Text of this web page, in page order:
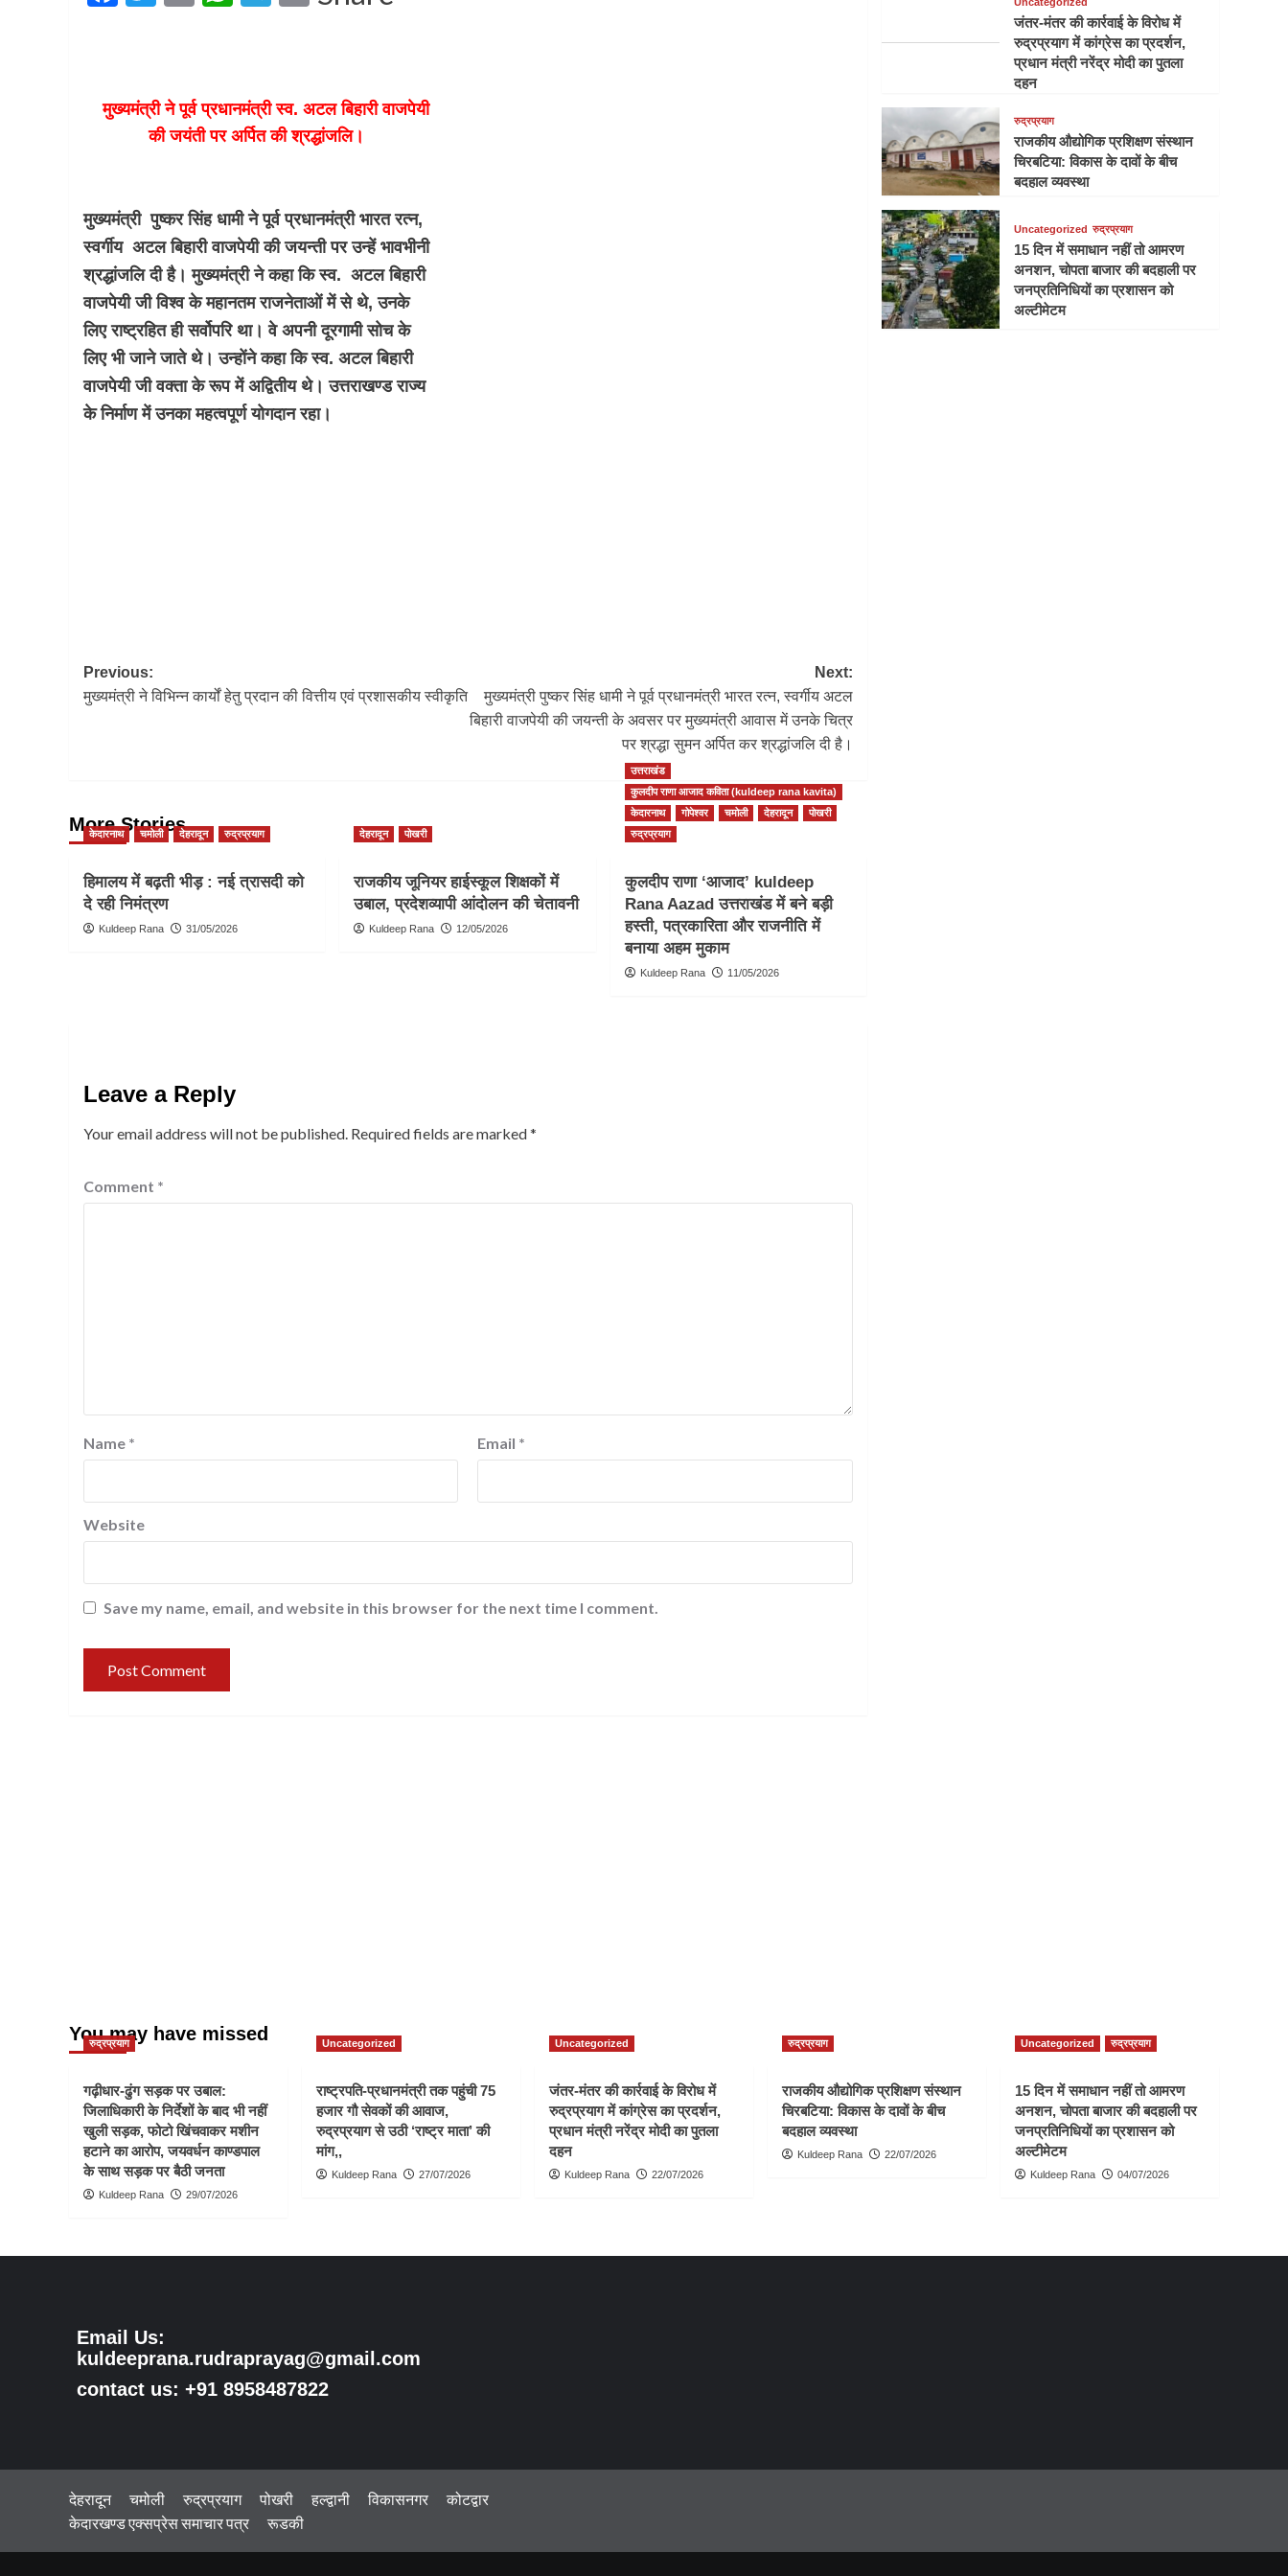
मुख्यमंत्री ने पूर्व प्रधानमंत्री स्व. अटल बिहारी वाजपेयी
की जयंती पर अर्पित की श्रद्धांजलि।
मुख्यमंत्री पुष्कर सिंह धामी ने पूर्व प्रधानमंत्री भारत रत्न,
स्वर्गीय अटल बिहारी वाजपेयी की जयन्ती पर उन्हें भावभीनी
श्रद्धांजलि दी है। मुख्यमंत्री ने कहा कि स्व. अटल बिहारी
वाजपेयी जी विश्व के महानतम राजनेताओं में से थे, उनके
लिए राष्ट्रहित ही सर्वोपरि था। वे अपनी दूरगामी सोच के
लिए भी जाने जाते थे। उन्होंने कहा कि स्व. अटल बिहारी
वाजपेयी जी वक्ता के रूप में अद्वितीय थे। उत्तराखण्ड राज्य
के निर्माण में उनका महत्वपूर्ण योगदान रहा।
Post
navigation
Previous:
मुख्यमंत्री ने विभिन्न कार्यों हेतु प्रदान की वित्तीय एवं प्रशासकीय स्वीकृति
Next:
मुख्यमंत्री पुष्कर सिंह धामी ने पूर्व प्रधानमंत्री भारत रत्न, स्वर्गीय अटल
बिहारी वाजपेयी की जयन्ती के अवसर पर मुख्यमंत्री आवास में उनके चित्र
पर श्रद्धा सुमन अर्पित कर श्रद्धांजलि दी है।
More Stories
केदारनाथ चमोली देहरादून रुद्रप्रयाग
हिमालय में बढ़ती भीड़ : नई त्रासदी को
दे रही निमंत्रण
Kuldeep Rana 31/05/2026
देहरादून पोखरी
राजकीय जूनियर हाईस्कूल शिक्षकों में
उबाल, प्रदेशव्यापी आंदोलन की चेतावनी
Kuldeep Rana 12/05/2026
उत्तराखंड
कुलदीप राणा आजाद कविता (kuldeep rana kavita)
केदारनाथ
गोपेश्वर चमोली देहरादून
पोखरी
रुद्रप्रयाग
कुलदीप राणा ‘आजाद’ kuldeep
Rana Aazad उत्तराखंड में बने बड़ी
हस्ती, पत्रकारिता और राजनीति में
बनाया अहम मुकाम
Kuldeep Rana 11/05/2026
Leave a Reply
Your email address will not be published. Required fields are marked*
Comment *
Name * Email *
Website
Save my name, email, and website in this browser for the next time I comment.
जंतर-मंतर की कार्रवाई के विरोध में
रुद्रप्रयाग में कांग्रेस का प्रदर्शन,
प्रधान मंत्री नरेंद्र मोदी का पुतला
दहन
रुद्रप्रयाग
राजकीय औद्योगिक प्रशिक्षण संस्थान
चिरबटिया: विकास के दावों के बीच
बदहाल व्यवस्था
Uncategorized रुद्रप्रयाग
15 दिन में समाधान नहीं तो आमरण
अनशन, चोपता बाजार की बदहाली पर
जनप्रतिनिधियों का प्रशासन को
अल्टीमेटम
You may have missed
रुद्रप्रयाग
गढ़ीधार-ढुंग सड़क पर उबाल:
जिलाधिकारी के निर्देशों के बाद भी नहीं
खुली सड़क, फोटो खिंचवाकर मशीन
हटाने का आरोप, जयवर्धन काण्डपाल
के साथ सड़क पर बैठी जनता
Kuldeep Rana 29/07/2026
Uncategorized
राष्ट्रपति-प्रधानमंत्री तक पहुंची 75
हजार गौ सेवकों की आवाज,
रुद्रप्रयाग से उठी ‘राष्ट्र माता’ की
मांग,,
Kuldeep Rana 27/07/2026
Uncategorized
जंतर-मंतर की कार्रवाई के विरोध में
रुद्रप्रयाग में कांग्रेस का प्रदर्शन,
प्रधान मंत्री नरेंद्र मोदी का पुतला
दहन
Kuldeep Rana 22/07/2026
रुद्रप्रयाग
राजकीय औद्योगिक प्रशिक्षण संस्थान
चिरबटिया: विकास के दावों के बीच
बदहाल व्यवस्था
Kuldeep Rana 22/07/2026
Uncategorized रुद्रप्रयाग
15 दिन में समाधान नहीं तो आमरण
अनशन, चोपता बाजार की बदहाली पर
जनप्रतिनिधियों का प्रशासन को
अल्टीमेटम
Kuldeep Rana 04/07/2026
Email Us:
kuldeeprana.rudraprayag@gmail.com
contact us: +91 8958487822
देहरादून चमोली रुद्रप्रयाग पोखरी हल्द्वानी विकासनगर
कोटद्वार
केदारखण्ड एक्सप्रेस समाचार पत्र
रूडकी